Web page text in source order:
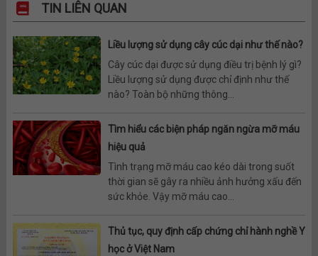
TIN LIÊN QUAN
Liều lượng sử dụng cây cúc dại như thế nào?
Cây cúc dại được sử dụng điều trị bệnh lý gì?
Liều lượng sử dụng được chỉ định như thế
nào? Toàn bộ những thông...
Tìm hiểu các biện pháp ngăn ngừa mỡ máu
hiệu quả
Tình trạng mỡ máu cao kéo dài trong suốt
thời gian sẽ gây ra nhiều ảnh hưởng xấu đến
sức khỏe. Vậy mỡ máu cao...
Thủ tục, quy định cấp chứng chỉ hành nghề Y
học ở Việt Nam